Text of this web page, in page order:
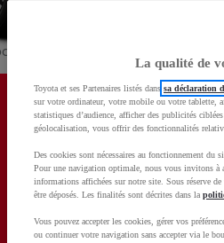
recherchez-vous ?
La qualité de
Toyota et ses Partenaires listés dans sa déclaration
sur votre ordinateur, votre mobile ou votre tablette,
statistiques d’audience, afficher des publicités
géolocalisation, vous offrir des fonctionnalités
Des cookies sont nécessaires au fonctionnement du
Pour une navigation optimale, nous vous invitons à
informations affichées sur notre site. Sous réserve
être déposés. Les finalités sont décrites dans la
Vous pouvez accepter les cookies, gérer vos
ou continuer votre navigation sans accepter via le